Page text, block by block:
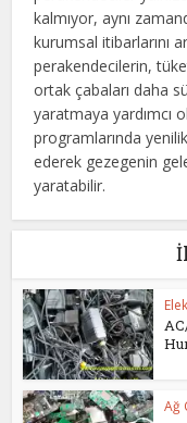
kalmıyor, aynı
kurumsal itibarlarını
perakendecilerin,
ortak çabaları daha
yaratmaya yardımcı
programlarında
ederek gezegenin
yaratabilir.
Ağ